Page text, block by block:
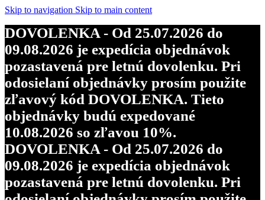
Skip to navigation Skip to main content
DOVOLENKA - Od 25.07.2026 do
09.08.2026 je expedícia objednávok
pozastavená pre letnú dovolenku. Pri
odosielaní objednávky prosím použite
zľavový kód DOVOLENKA. Tieto
objednávky budú expedované
10.08.2026 so zľavou 10%.
DOVOLENKA - Od 25.07.2026 do
09.08.2026 je expedícia objednávok
pozastavená pre letnú dovolenku. Pri